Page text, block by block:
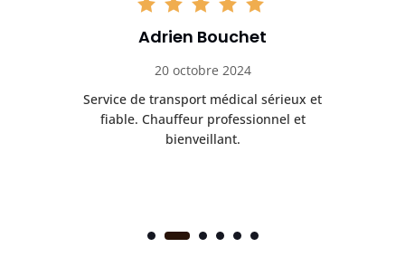
Adrien Bouchet
20 octobre 2024
Service de transport médical sérieux et
fiable. Chauffeur professionnel et
bienveillant.